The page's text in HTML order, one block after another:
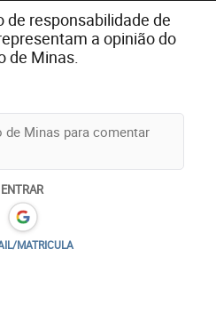
de responsabilidade de
a opinião do
de Minas.
ENTRAR
MATRICULA